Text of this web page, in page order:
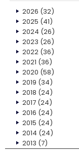
2026 (32)
2025 (41)
2024 (26)
2023 (26)
2022(36)
2021 (36)
2020 (58)
2019 (34)
2018 (24)
2017(24)
2016 (24)
2015 (24)
2014 (24)
2013 (7)